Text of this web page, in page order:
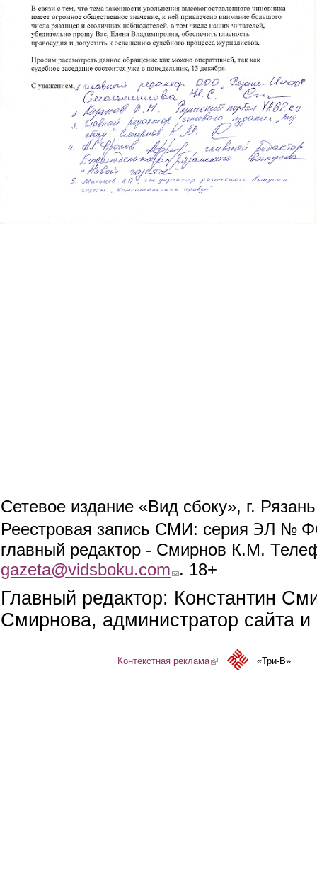
Сетевое издание «Вид сбоку», г.
Реестровая запись СМИ: серия ЭЛ №
главный редактор - Смирнов К.М.
gazeta@vidsboku.com (link sends e-mail)
. 18+
Главный редактор: Константин
Смирнова, администратор сайта
Контекстная реклама(link is external)«Три-В»